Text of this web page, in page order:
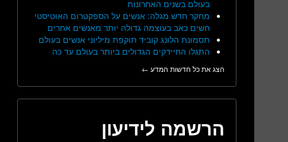
בעולם בשנים האחרונות
מחקר חדש מגלה: אנשים על הספקטרום האוטיסטי
חשים כאב בעוצמה גדולה יותר מאנשים אחרים
תסמונת הלונג קוביד תוקפת מיליוני אנשים בעולם
התגלו החיידקים הגדולים ביותר בעולם עד כה
הצג את כל חדשות המדע ←
הרשמה לידיעון